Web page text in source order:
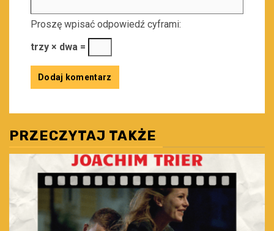
Proszę wpisać odpowiedź cyframi:
trzy × dwa =
PRZECZYTAJ TAKŻE